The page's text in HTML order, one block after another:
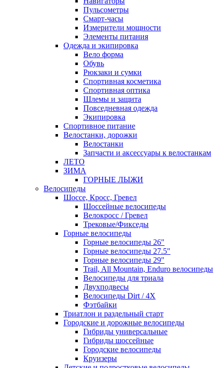
Пульсометры
Смарт-часы
Измерители мощности
Элементы питания
Одежда и экипировка
Вело форма
Обувь
Рюкзаки и сумки
Спортивная косметика
Спортивная оптика
Шлемы и защита
Повседневная одежда
Экипировка
Спортивное питание
Велостанки, дорожки
Велостанки
Запчасти и аксессуары к велостанкам
ЛЕТО
ЗИМА
ГОРНЫЕ ЛЫЖИ
Велосипеды
Шоссе, Кросс, Гревел
Шоссейные велосипеды
Велокросс / Гревел
Трековые/Фикседы
Горные велосипеды
Горные велосипеды 26"
Горные велосипеды 27.5"
Горные велосипеды 29"
Trail, All Mountain, Enduro велосипеды
Велосипеды для триала
Двухподвесы
Велосипеды Dirt / 4X
Фэтбайки
Триатлон и раздельный старт
Городские и дорожные велосипеды
Гибриды универсальные
Гибриды шоссейные
Городские велосипеды
Круизеры